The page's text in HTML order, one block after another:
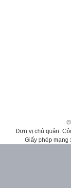
Đơn vị chủ quản:
Giấy phép mạng